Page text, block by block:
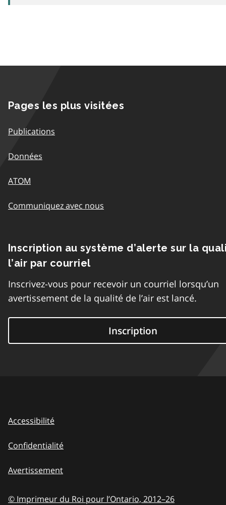
Pages les plus visitées
Publications
Données
ATOM
Communiquez avec nous
Inscription au système d’alerte sur la
l’air par courriel
Inscrivez-vous pour recevoir un courriel lorsqu’un
avertissement de la qualité de l’air est lancé.
Inscription
Accessibilité
Confidentialité
Avertissement
© Imprimeur du Roi pour l’Ontario, 2012–26